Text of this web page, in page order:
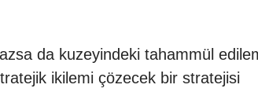
da kuzeyindeki tahammül
ikilemi çözecek bir stratejisi